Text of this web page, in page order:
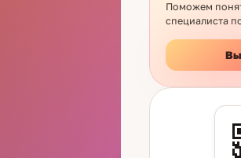
Поможем
специалиста